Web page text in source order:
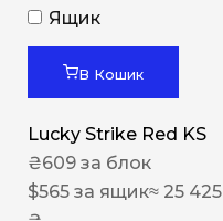
Ящик
В Кошик
Lucky Strike Red KS
₴609 за блок
$565 за ящик≈ 25 425